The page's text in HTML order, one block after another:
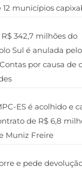
municípios
342,7 milhões do
Sul é anulada pelo
por causa de
ES é acolhido e
de R$ 6,8
Muniz Freire
e pede